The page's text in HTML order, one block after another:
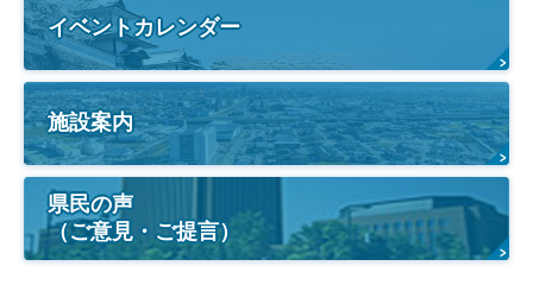
イベントカレンダー
施設案内
県民の声
（ご意見・ご提言）